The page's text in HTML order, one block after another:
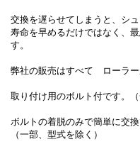
交換を遅らせてしまうと、シ
寿命を早めるだけではなく、
す。
弊社の販売はすべて ローラー
取り付け用のボルト付です。（
ボルトの着脱のみで簡単に交換
（一部、型式を除く）